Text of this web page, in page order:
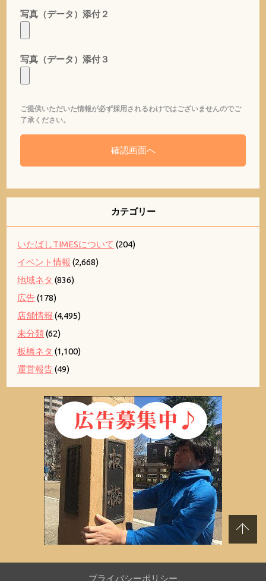
写真（データ）添付２
写真（データ）添付３
ご提供いただいた情報が必ず採用されるわけではございませんのでご
了承ください。
カテゴリー
いたばしTIMESについて (204)
イベント情報 (2,668)
地域ネタ (836)
広告(178)
店舗情報 (4,495)
未分類(62)
板橋ネタ (1,100)
運営報告(49)
プライバシーポリシー